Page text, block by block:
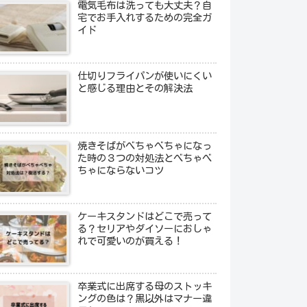
電気毛布は洗っても大丈夫？自
宅でお手入れするための完全ガ
イド
仕切りフライパンが使いにくい
と感じる理由とその解決法
焼きそばがべちゃべちゃになっ
た時の３つの対処法とべちゃべ
ちゃにならないコツ
ケーキスタンドはどこで売って
る？セリアやダイソーにおしゃ
れで可愛いのが買える！
卒業式に出席する母のストッキ
ングの色は？黒以外はマナー違